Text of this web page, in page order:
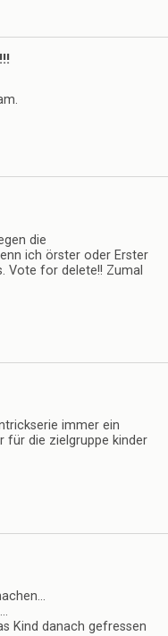
die
ich örster oder Erster
Vote for delete!! Zumal
immer ein
für die zielgruppe kinder
Kind danach gefressen